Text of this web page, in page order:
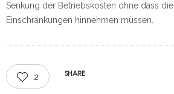
Senkung der Betriebskosten ohne dass
Einschränkungen hinnehmen müssen.
2 SHARE